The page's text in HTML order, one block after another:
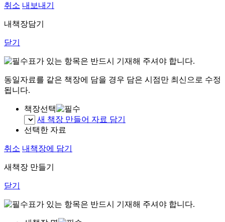
취소 내보내기
내책장담기
닫기
표가 있는 항목은 반드시 기재해 주셔야 합니다.
동일자료를 같은 책장에 담을 경우 담은 시점만 최신으로 수정
됩니다.
책장선택
새 책장 만들어 자료 담기
선택한 자료
취소 내책장에 담기
새책장 만들기
닫기
표가 있는 항목은 반드시 기재해 주셔야 합니다.